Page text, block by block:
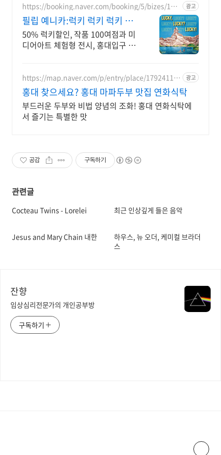
https://booking.naver.com/booking/5/bizes/166
0772
광고
필립 예니카:럭키 럭키 럭키 작
품 100여점 체험형 전시
50% 럭키할인, 작품 100여점과 미
디어아트 체험형 전시, 홍대입구 도
https://map.naver.com/p/entry/place/17924117
28
광고
홍대 찾으세요? 홍대 마파두부 맛집 연화식탁
부드러운 두부와 비법 양념의 조화! 홍대 연화식탁에
서 즐기는 특별한 맛
공감 구독하기
관련글
Cocteau Twins - Lorelei 최근 인상깊게 들은 음악
Jesus and Mary Chain 내한
하우스, 뉴 오더, 케미컬 브라더
스
잔향
임상심리전문가의 개인공부방
구독하기